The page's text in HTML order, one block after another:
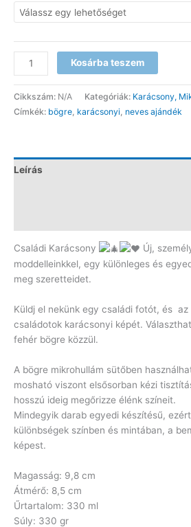
Családi
karácsonyi
bögre
mennyiség
Kosárba teszem
Cikkszám: N/A Kategóriák: Karácsony,
Címkék: bögre, karácsonyi, neves ajándék
Leírás
Családi Karácsony
Új,
moddelleinkkel, egy különleges és
meg szeretteidet.
Küldj el nekünk egy családi fotót, és
családotok karácsonyi képét.
fehér bögre közzül.
A bögre mikrohullám sütőben
mosható viszont elsősorban kézi
hosszú ideig megőrizze élénk színeit.
Mindegyik darab egyedi készítésű,
különbségek színben és mintában, a
képest.
Magasság: 9,8 cm
Átmérő: 8,5 cm
Űrtartalom: 330 ml
Súly: 330 gr